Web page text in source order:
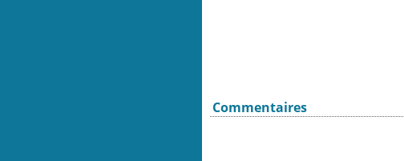
Commentaires